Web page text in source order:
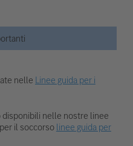
nelle Linee guida per i
nelle nostre linee
il soccorsolinee guida per